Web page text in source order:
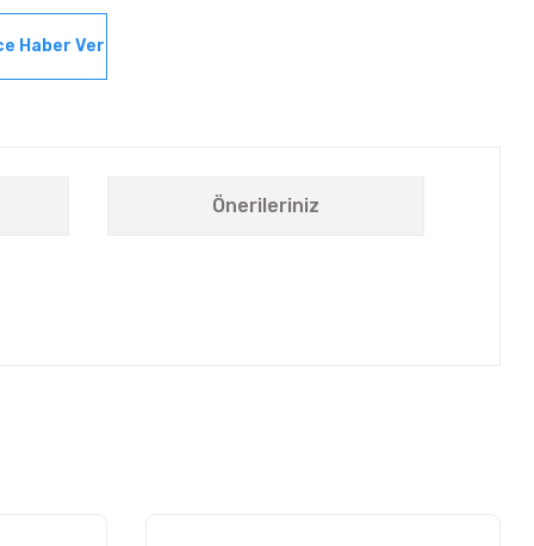
Haber Ver
Önerileriniz